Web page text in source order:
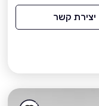
יצירת קשר